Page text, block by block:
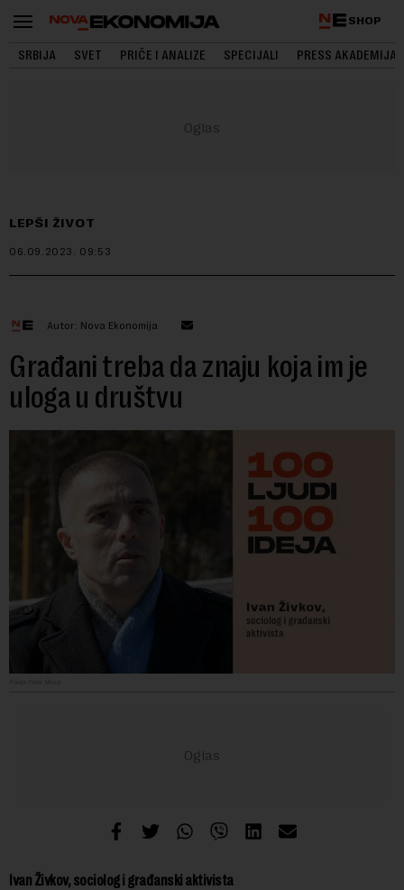
SHOP
SRBIJA SVET PRIČE I ANALIZE SPECIJALI PRESS AKADEMIJA
LEPŠI ŽIVOT
06.09.2023. 09:53
Autor: Nova Ekonomija
Građani treba da znaju koja im je
uloga u društvu
Ivan Živkov, sociolog i građanski aktivista